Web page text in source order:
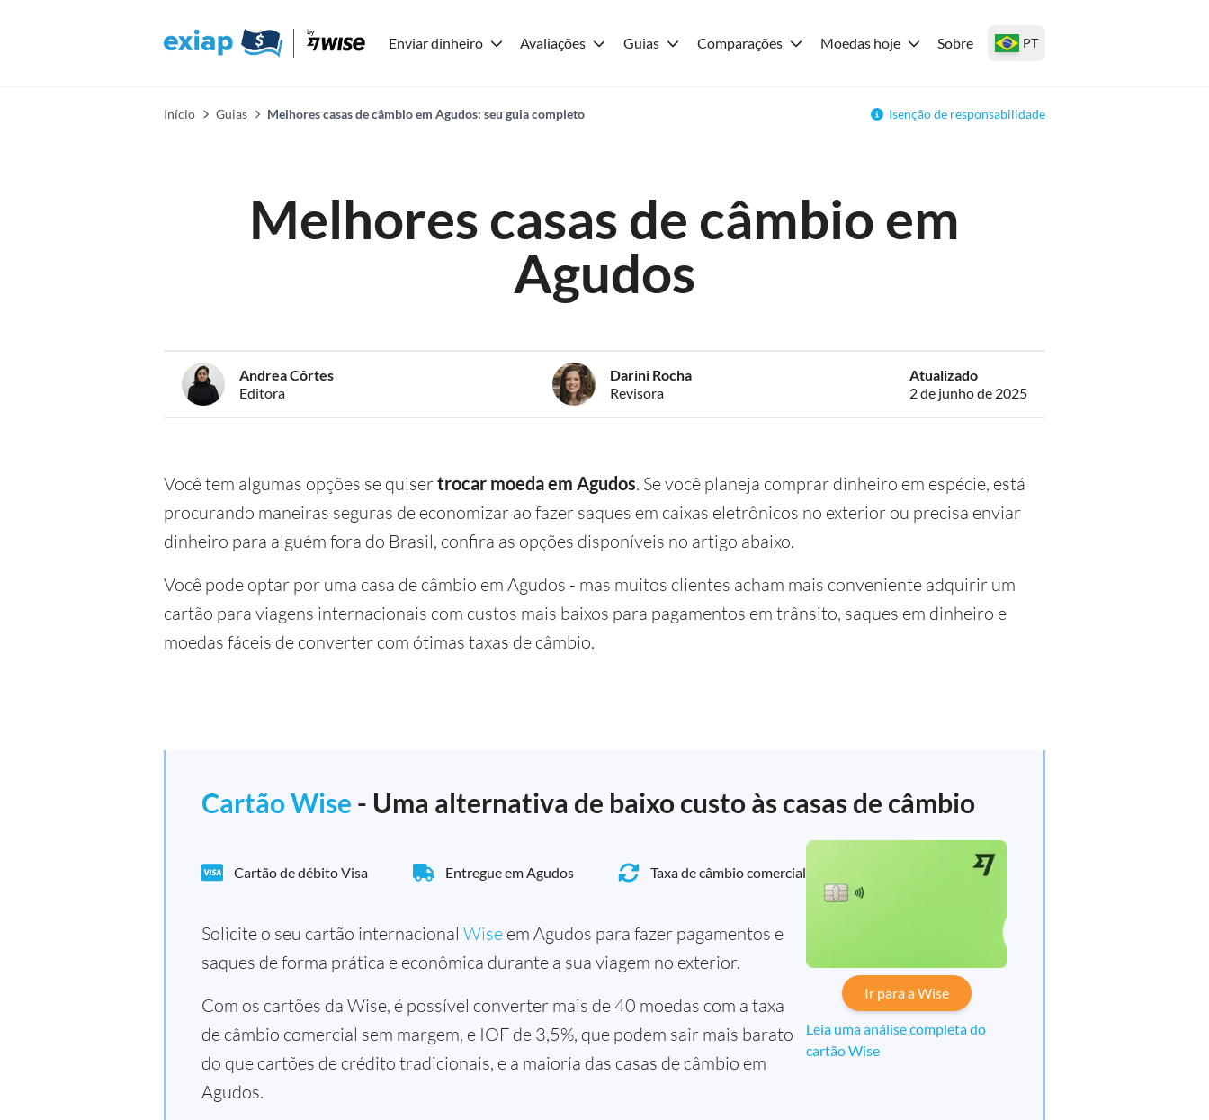
Enviar dinheiro Avaliações Guias Comparações Moedas hoje Sobre PT
Início Guias Melhores casas de câmbio em Agudos: seu guia completo Isenção de responsabilidade
Melhores casas de câmbio em
Agudos
Andrea Côrtes
Editora
Darini Rocha
Revisora
Atualizado
2 de junho de 2025
Você tem algumas opções se quisertrocar moeda em Agudos. Se você planeja comprar dinheiro em espécie, está
procurando maneiras seguras de economizar ao fazer saques em caixas eletrônicos no exterior ou precisa enviar
dinheiro para alguém fora do Brasil, confira as opções disponíveis no artigo abaixo.
Você pode optar por uma casa de câmbio em Agudos - mas muitos clientes acham mais conveniente adquirir um
cartão para viagens internacionais com custos mais baixos para pagamentos em trânsito, saques em dinheiro e
moedas fáceis de converter com ótimas taxas de câmbio.
Cartão Wise - Uma alternativa de baixo custo às casas de câmbio
Cartão de débito Visa Entregue em Agudos Taxa de câmbio comercial
Solicite o seu cartão internacional Wise em Agudos para fazer pagamentos e
saques de forma prática e econômica durante a sua viagem no exterior.
Com os cartões da Wise, é possível converter mais de 40 moedas com a taxa
de câmbio comercial sem margem, e IOF de 3,5%, que podem sair mais barato
do que cartões de crédito tradicionais, e a maioria das casas de câmbio em
Agudos.
Ir para a Wise
Leia uma análise completa do
cartão Wise